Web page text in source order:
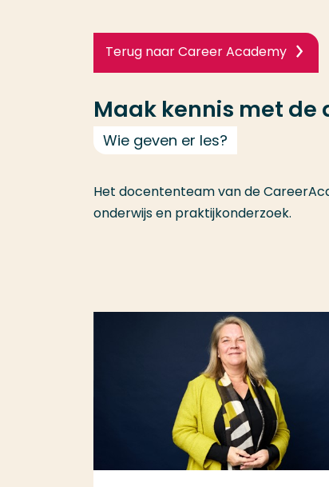
Terug naar Career Academy
Maak kennis met de
Wie geven er les?
Het docententeam van de
onderwijs en praktijkonderzoek.